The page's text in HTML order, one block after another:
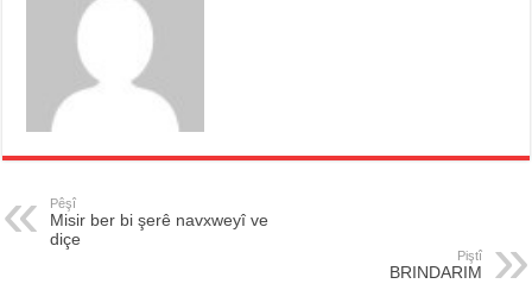
Pêşî
Misir ber bi şerê navxweyî ve
diçe
Piştî
BRINDARIM